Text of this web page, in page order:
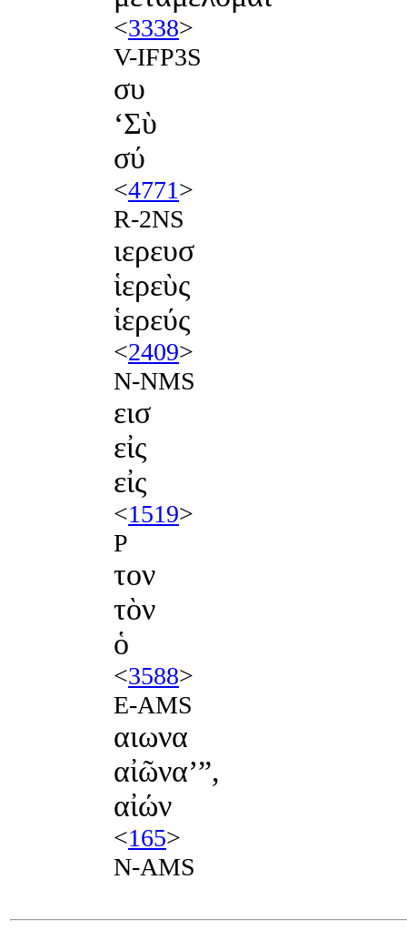
<3338>
V-IFP3S
συ
‘Σὺ
σύ
<4771>
R-2NS
ιερευσ
ἱερεὺς
ἱερεύς
<2409>
N-NMS
εισ
εἰς
εἰς
<1519>
P
τον
τὸν
ὁ
<3588>
E-AMS
αιωνα
αἰῶνα’”,
αἰών
<165>
N-AMS